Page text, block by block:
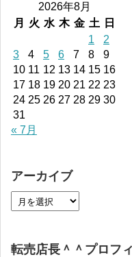
2026年8月
月
火 水 木 金 土
日
1
2
3
4 5 6 7 8
9
10 11 12 13 14 15 16
17 18 19 20 21 22 23
24 25 26 27 28 29 30
31
« 7月
アーカイブ
転売店長＾＾プロフ